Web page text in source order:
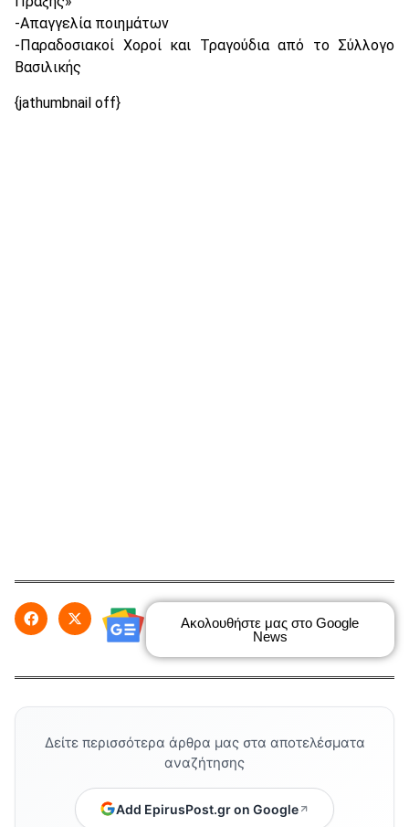
-Απαγγελία ποιημάτων
-Παραδοσιακοί Χοροί και Τραγούδια από το Σύλλογο
Βασιλικής
{jathumbnail off}
Ακολουθήστε μας στο Google
News
Δείτε περισσότερα άρθρα μας στα αποτελέσματα
αναζήτησης
Add EpirusPost.gr on Google